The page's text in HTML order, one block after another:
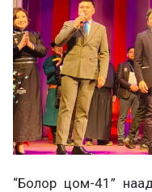
“Болор цом-41”